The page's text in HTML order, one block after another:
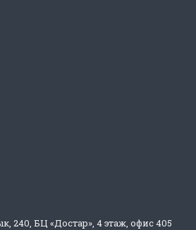
240, БЦ «Достар», 4 этаж, офис 405